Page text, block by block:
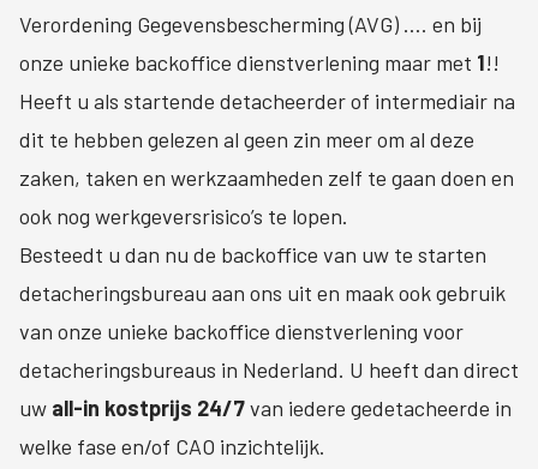
Verordening Gegevensbescherming (AVG) …. en bij
onze unieke backoffice dienstverlening maar met 1!!
Heeft u als startende detacheerder of intermediair na
dit te hebben gelezen al geen zin meer om al deze
zaken, taken en werkzaamheden zelf te gaan doen en
ook nog werkgeversrisico’s te lopen.
Besteedt u dan nu de backoffice van uw te starten
detacheringsbureau aan ons uit en maak ook gebruik
van onze unieke backoffice dienstverlening voor
detacheringsbureaus in Nederland. U heeft dan direct
uw all-in kostprijs 24/7van iedere gedetacheerde in
welke fase en/of CAO inzichtelijk.